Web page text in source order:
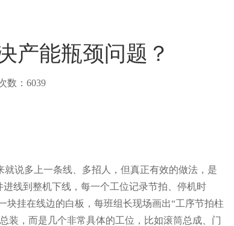
产能瓶颈问题？
数：6039
说多上一条线、多招人，但真正有效的做法，是
线到整机下线，每一个工位记录节拍、停机时
块挂在线边的白板，每班组长现场画出“工序节拍柱
装，而是几个非常具体的工位，比如滚筒总成、门